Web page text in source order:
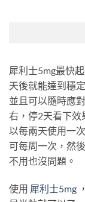
犀利士5mg最快
天後就能達到穩
並且可以隨時應
右，停2天看下效
以每兩天使用一
可每周一次，然
不用也沒問題。
使用 犀利士5mg